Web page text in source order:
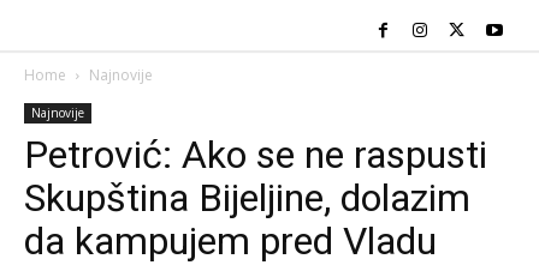
Home Najnovije
Najnovije
Petrović: Ako se ne raspusti
Skupština Bijeljine, dolazim
da kampujem pred Vladu